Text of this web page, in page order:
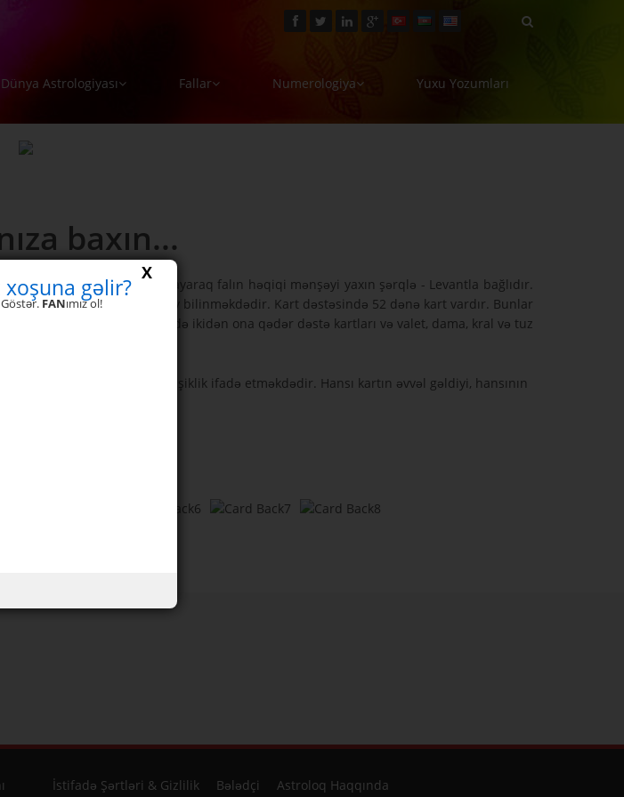
Dünya Astrologiyası Fallar Numerologiya Yuxu Yozumları
baxın...
Buna baxmayaraq falın həqiqi mənşəyi yaxın şərqlə - Levantla bağlıdır.
forması haqqında çox az şey bilinməkdədir. Kart dəstəsində 52 dənə kart vardır. Bunlar
bilinməkdədir. Hər dəstədə ikidən ona qədər dəstə kartları və valet, dama, kral və tuz
sırasına görə dəyişiklik ifadə etməkdədir. Hansı kartın əvvəl gəldiyi, hansının
İstifadə Şərtləri & Gizlilik Bələdçi
Astroloq Haqqında
X
xoşuna gəlir?
FANımız ol!